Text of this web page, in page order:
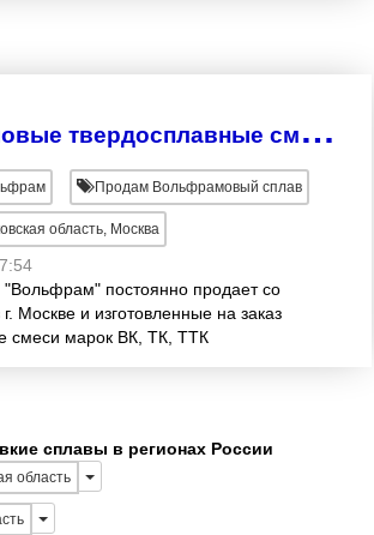
В
ольфрамовые твердосплавные смеси ВК, ТК, ТТК
Продам Вольфрамовый сплав
область, Москва
постоянно продает со
Москве и изготовленные на заказ
смеси марок ВК, ТК, ТТК
сплавы в регионах России
область